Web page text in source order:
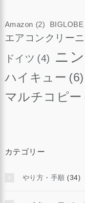
Amazon (2) BIGLOBE
エアコンクリー
ドイツ (4) ニ
ハイキュー (6)
マルチコピー
カテゴリー
やり方・手順 (34)